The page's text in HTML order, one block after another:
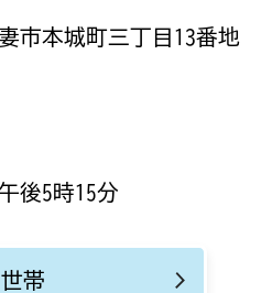
市本城町三丁目13番地
後5時15分
帯